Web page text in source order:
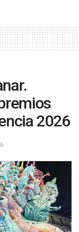
2026